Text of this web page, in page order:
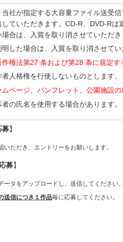
当社が指定する大容量ファイル送受
ていただきます。CD-R、DVD-R
合は、入賞を取り消させていただき
した場合は、入賞を取り消させてい
権法第27 条および第28 条に規定
人格権を行使しないものとします。
ページ、パンフレット、公園施設
の氏名を使用する場合があります
募】
いただき、エントリーをお願いします。
募】
ータをアップロードし、送信してください。
送信につき１作品毎に応募してください。